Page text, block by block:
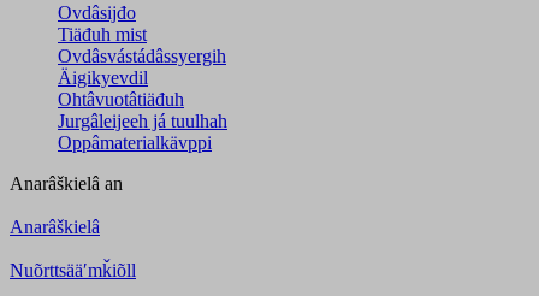
Ovdâsijđo
Tiäđuh mist
Ovdâsvástádâssyergih
Äigikyevdil
Ohtâvuotâtiäđuh
Jurgâleijeeh já tuulhah
Oppâmaterialkävppi
Anarâškielâ an
Anarâškielâ
Nuõrttsääʹmǩiõll